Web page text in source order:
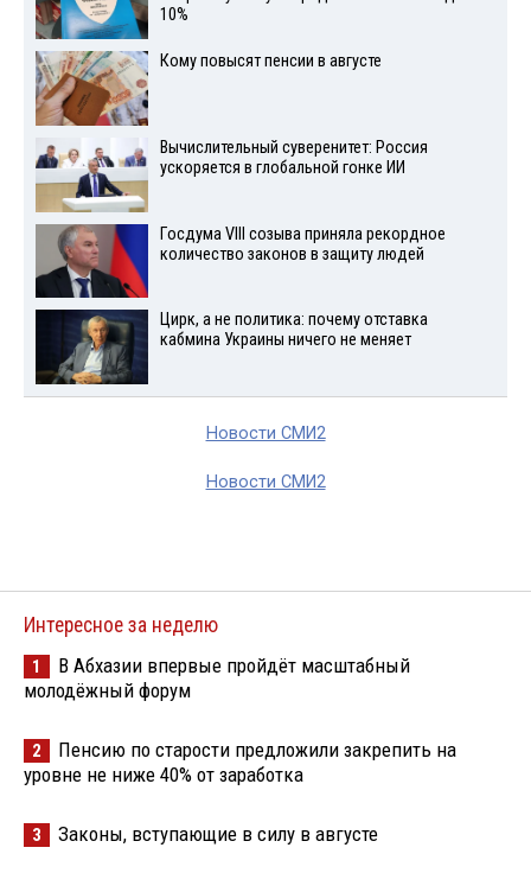
10%
Кому повысят пенсии в августе
Вычислительный суверенитет: Россия
ускоряется в глобальной гонке ИИ
Госдума VIII созыва приняла рекордное
количество законов в защиту людей
Цирк, а не политика: почему отставка
кабмина Украины ничего не меняет
Новости СМИ2
Новости СМИ2
Интересное за неделю
1
В Абхазии впервые пройдёт масштабный
молодёжный форум
2
Пенсию по старости предложили закрепить на
уровне не ниже 40% от заработка
3 Законы, вступающие в силу в августе